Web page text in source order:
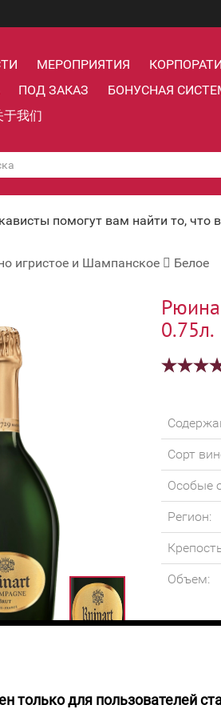
МЕРОПРИЯТИЯ
ПОД ЗАКАЗ
БОНУСНАЯ
于我们
помогут вам найти то,
игристое и Шампанское Белое
0.75л.
Сорт
Особые
Регион:
Объем:
только для пользователей